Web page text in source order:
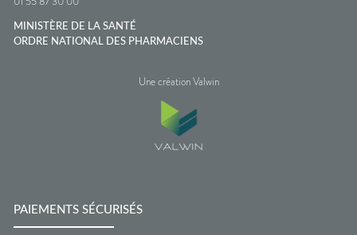
MINISTÈRE DE LA SANTÉ
ORDRE NATIONAL DES PHARMACIENS
Une création Valwin
PAIEMENTS SÉCURISÉS